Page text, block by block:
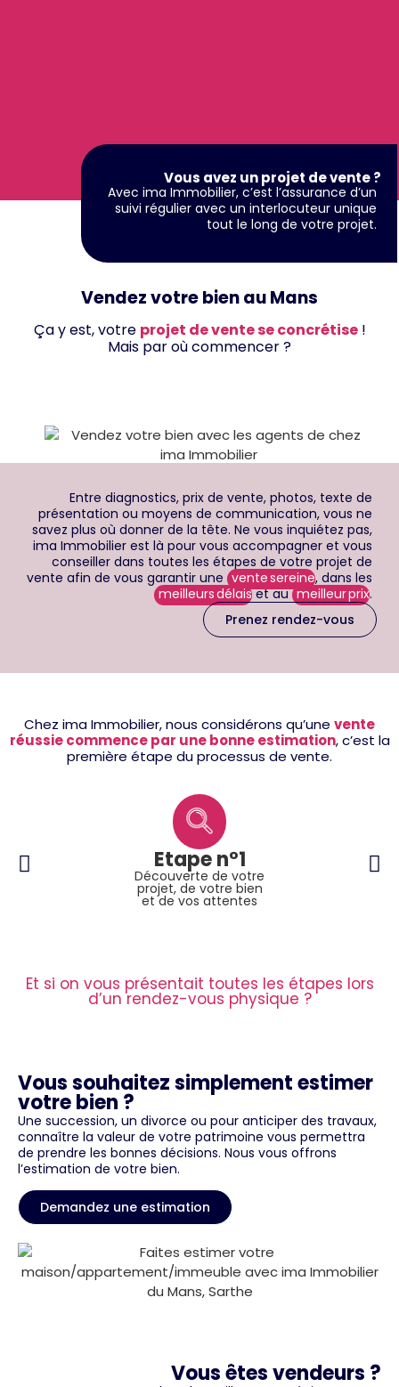
Vous avez un projet de vente ?
Avec ima Immobilier, c’est l’assurance d’un
suivi régulier avec un interlocuteur unique
tout le long de votre projet.
Vendez votre bien au Mans
Ça y est, votre projet de vente se concrétise!
Mais par où commencer ?
Entre diagnostics, prix de vente, photos, texte de
présentation ou moyens de communication, vous ne
savez plus où donner de la tête. Ne vous inquiétez pas,
ima Immobilier est là pour vous accompagner et vous
conseiller dans toutes les étapes de votre projet de
vente afin de vous garantir une vente sereine, dans les
meilleurs délaiset au meilleur prix.
Prenez rendez-vous
Chez ima Immobilier, nous considérons qu’une vente
réussiecommence par une bonne estimation, c’est la
première étape du processus de vente.
Etape n°1
Découverte de votre
projet, de votre bien
et de vos attentes
Et si on vous présentait toutes les étapes lors
d’un rendez-vous physique ?
Vous souhaitez simplement estimer
votre bien ?
Une succession, un divorce ou pour anticiper des travaux,
connaître la valeur de votre patrimoine vous permettra
de prendre les bonnes décisions. Nous vous offrons
l’estimation de votre bien.
Demandez une estimation
Vous êtes vendeurs ?